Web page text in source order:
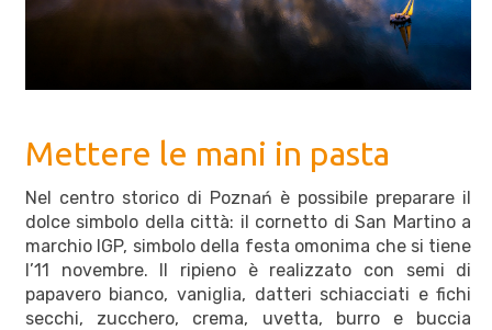
Mettere le mani in pasta
Nel centro storico di Poznań è possibile preparare il
dolce simbolo della città: il cornetto di San Martino a
marchio IGP, simbolo della festa omonima che si tiene
l’11 novembre. Il ripieno è realizzato con semi di
papavero bianco, vaniglia, datteri schiacciati e fichi
secchi, zucchero, crema, uvetta, burro e buccia